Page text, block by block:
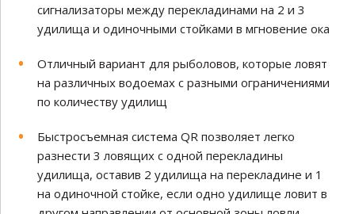
сигнализаторы между перекладинами на 2 и 3
удилища и одиночными стойками в мгновение ока
Отличный вариант для рыболовов, которые ловят
на различных водоемах с разными ограничениями
по количеству удилищ
Быстросъемная система QR позволяет легко
разнести 3 ловящих с одной перекладины
удилища, оставив 2 удилища на перекладине и 1
на одиночной стойке, если одно удилище ловит в